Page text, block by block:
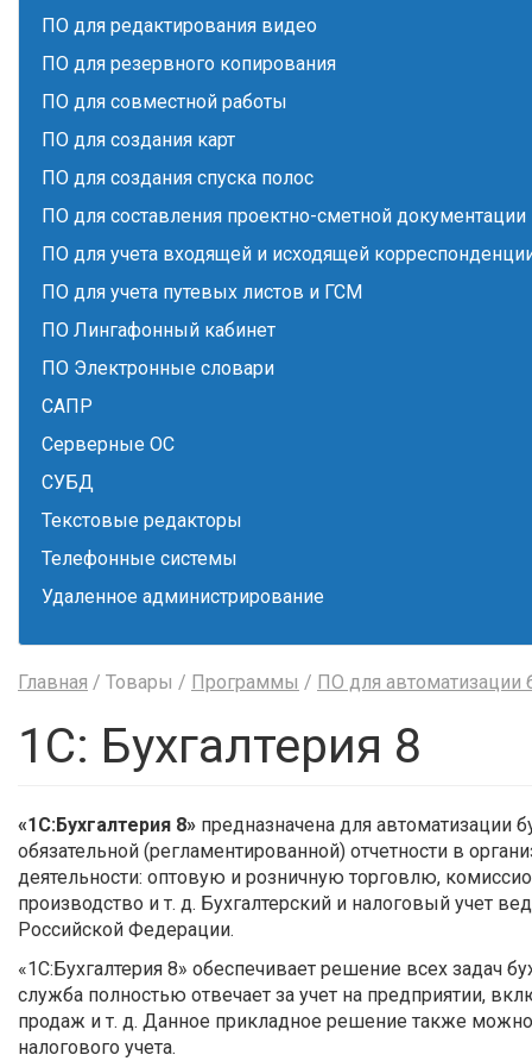
ПО для редактирования видео
ПО для резервного копирования
ПО для совместной работы
ПО для создания карт
ПО для создания спуска полос
ПО для составления проектно-сметной документации
ПО для учета входящей и исходящей
ПО для учета путевых листов и ГСМ
ПО Лингафонный кабинет
ПО Электронные словари
САПР
Серверные ОС
СУБД
Текстовые редакторы
Телефонные системы
Удаленное администрирование
Главная / Товары / Программы / ПО для автоматизации
1С: Бухгалтерия 8
«1С:Бухгалтерия 8» предназначена для автоматизации
обязательной (регламентированной) отчетности в
деятельности: оптовую и розничную торговлю,
производство и т. д. Бухгалтерский и налоговый учет
Российской Федерации.
«1С:Бухгалтерия 8» обеспечивает решение всех задач
служба полностью отвечает за учет на предприятии,
продаж и т. д. Данное прикладное решение также можно
налогового учета.